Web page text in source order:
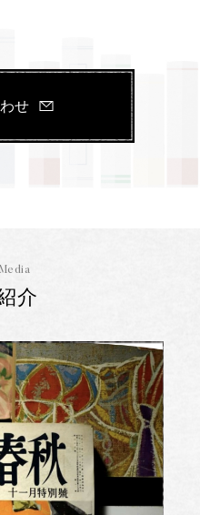
せ
介